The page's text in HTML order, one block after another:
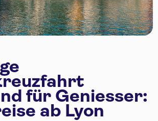
für Geniesser:
ab Lyon